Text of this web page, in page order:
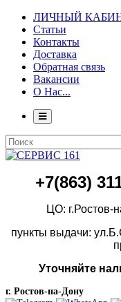
ЛИЧНЫЙ
Статьи
Контакты
Доставка
Обратная связь
Вакансии
О Нас...
+7(863)
ЦО: г.Ростов-
пункты выдачи:
Уточняйте
г. Ростов-на-Дону